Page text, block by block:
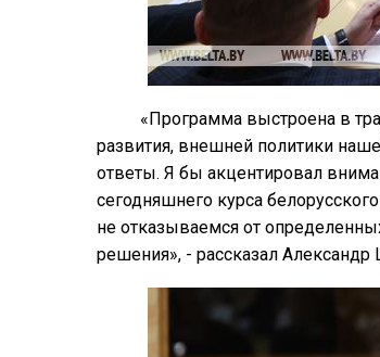
«Программа выстроена в
развития, внешней политики
ответы. Я бы акцентировал
сегодняшнего курса
не отказываемся от
решения», - рассказал Александр